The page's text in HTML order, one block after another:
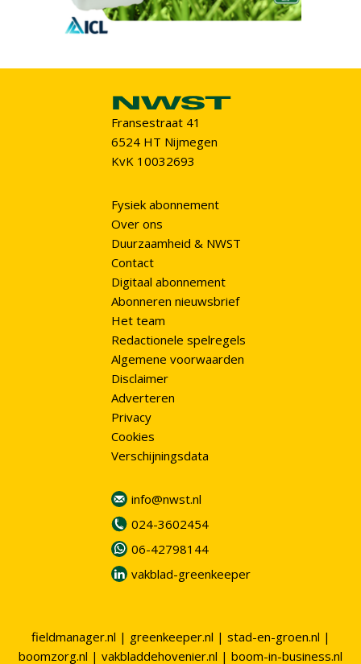
Fransestraat 41
6524 HT Nijmegen
KvK 10032693
Fysiek abonnement
Over ons
Duurzaamheid & NWST
Contact
Digitaal abonnement
Abonneren nieuwsbrief
Het team
Redactionele spelregels
Algemene voorwaarden
Disclaimer
Adverteren
Privacy
Cookies
Verschijningsdata
info@nwst.nl
024-3602454
06-42798144
vakblad-greenkeeper
fieldmanager.nl | greenkeeper.nl | stad-en-groen.nl |
boomzorg.nl | vakbladdehovenier.nl | boom-in-business.nl